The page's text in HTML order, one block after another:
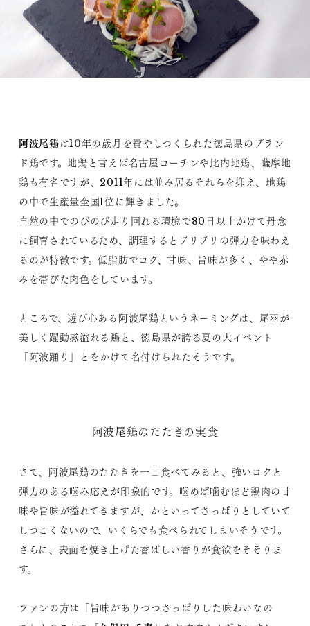
阿波尾鶏は10年の歳月を費やしつくられた徳島県のブラン
ド鶏です。地鶏と言えば名古屋コーチンや比内地鶏、薩摩地
鶏も有名ですが、2011年には並み居るそれらを抑え、地鶏
の中で生産量全国1位に輝きました。
自然の中でのびのび走り回れる環境で80日以上かけて丹念
に飼育されているため、調理するとプリプリの弾力を味わえ
るのが特徴です。低脂肪でコク、甘味、旨味が多く、やや赤
みを帯びた肉色をしています。
ところで、遊び心ある阿波尾鶏というネーミングは、尾羽が
美しく躍動感溢れる鶏と、徳島県が誇る夏の大イベント
「阿波踊り」とをかけて名付けられたそうです。
阿波尾鶏のたたきの実食
さて、阿波尾鶏のたたきを一口食べてみると、強いコクと
弾力のある噛み応えが印象的です。噛めば噛むほど鶏肉の甘
味や旨味が溢れてきますが、かといってさっぱりとしていて
しつこくないので、いくらでも食べられてしまいそうです。
さらに、表面を焼き上げた香ばしい香りが食欲をそそりま
す。
ファンの方は「旨味がありつつさっぱりした味わいなの